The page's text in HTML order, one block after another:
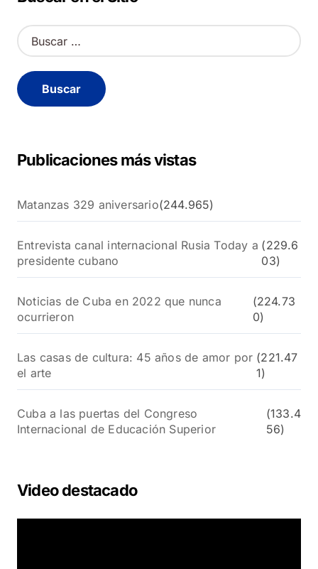
B
u
c
a
Publicaciones más vistas
Matanzas 329 aniversario(244.965)
Entrevista canal internacional Rusia Today a
presidente cubano
(229.6
03)
Noticias de Cuba en 2022 que nunca
ocurrieron
(224.73
0)
Las casas de cultura: 45 años de amor por
el arte
(221.47
1)
Cuba a las puertas del Congreso
Internacional de Educación Superior
(133.4
56)
Video destacado